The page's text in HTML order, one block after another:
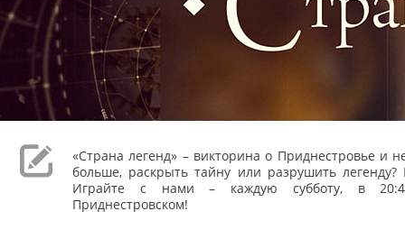
«Страна легенд» – викторина о Приднестровье и
больше, раскрыть тайну или разрушить
Играйте с нами – каждую субботу, в
Приднестровском!